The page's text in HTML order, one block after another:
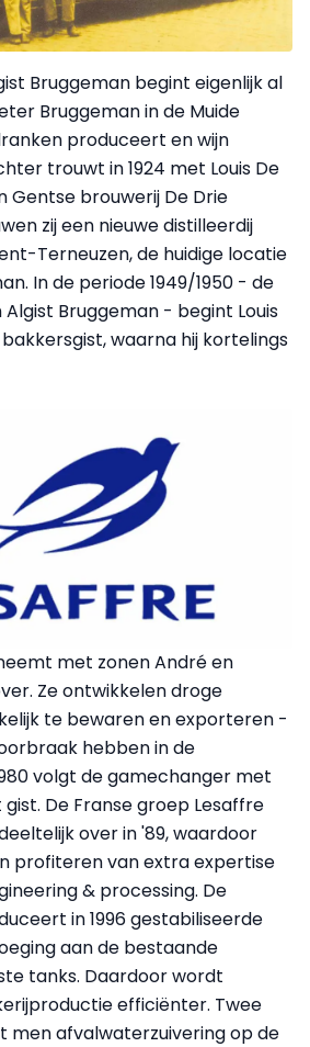
Bruggeman begint eigenlijk al
Bruggeman in de Muide
produceert en wijn
trouwt in 1924 met Louis De
Gentse brouwerij De Drie
zij een nieuwe distilleerdij
Terneuzen, de huidige locatie
In de periode 1949/1950 - de
Bruggeman - begint Louis
waarna hij kortelings
met zonen André en
Ze ontwikkelen droge
te bewaren en exporteren -
hebben in de
volgt de gamechanger met
De Franse groep Lesaffre
over in '89, waardoor
profiteren van extra expertise
& processing. De
in 1996 gestabiliseerde
aan de bestaande
tanks. Daardoor wordt
efficiënter. Twee
men afvalwaterzuivering op de